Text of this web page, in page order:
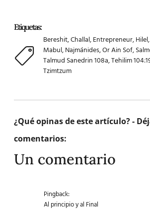
Etiquetas:
Bereshit,Challal,Entrepreneur,Hilel,
Mabul,Najmánides,Or Ain Sof,
Talmud Sanedrin 108a,Tehilim
Tzimtzum
¿Qué opinas de este artículo? -
comentarios:
Un comentario
Pingback:
Al principio y al Final